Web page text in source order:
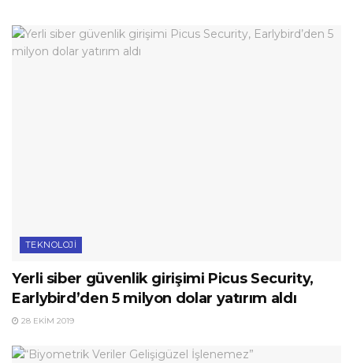
TEKNOLOJI
Yerli siber güvenlik girişimi Picus Security,
Earlybird’den 5 milyon dolar yatırım aldı
28 EKIM 2019